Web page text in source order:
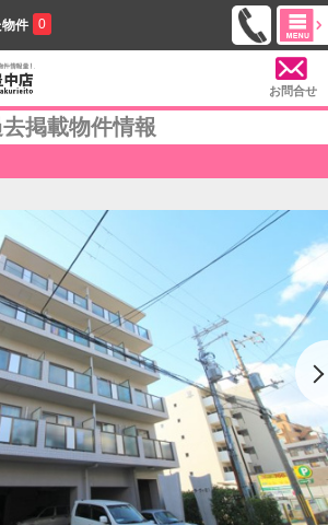
件 0
お問合せ
掲載物件情報